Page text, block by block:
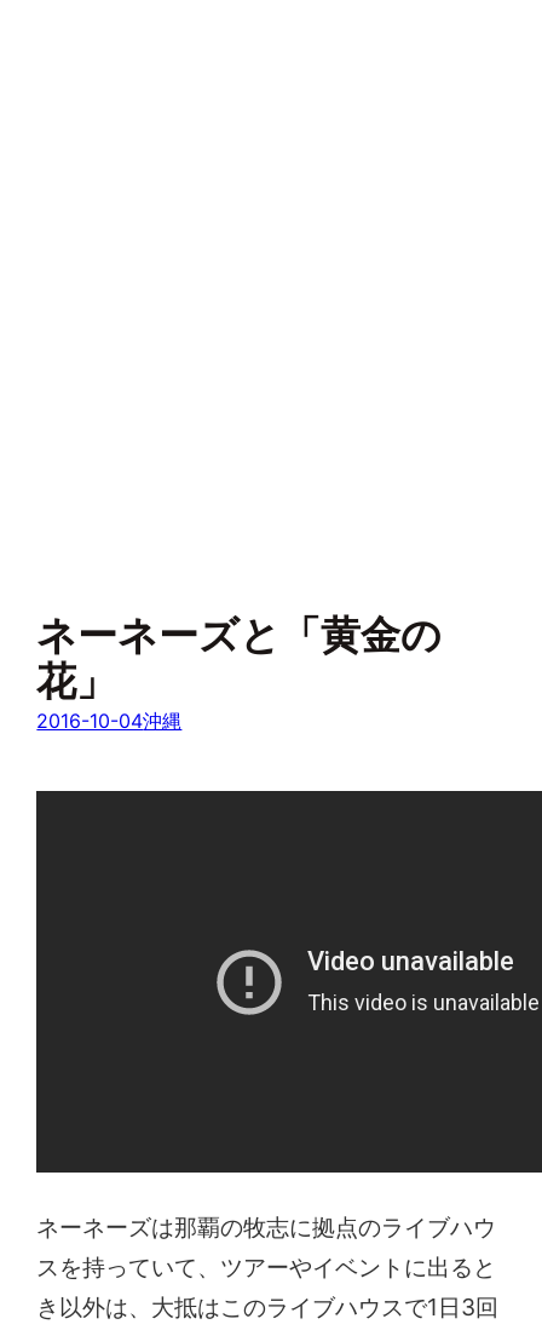
ネーネーズと「黄金の
花」
2016-10-04沖縄
ネーネーズは那覇の牧志に拠点のライブハウ
スを持っていて、ツアーやイベントに出ると
き以外は、大抵はこのライブハウスで1日3回